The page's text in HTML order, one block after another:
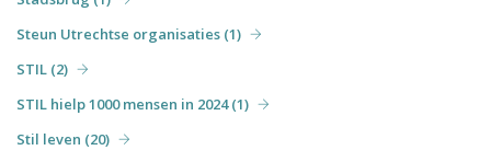
Steun Utrechtse organisaties (1)
STIL (2)
STIL hielp 1000 mensen in 2024 (1)
Stil leven (20)